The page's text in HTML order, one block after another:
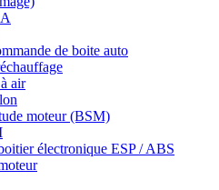
de boite auto
air
moteur (BSM)
électronique ESP / ABS